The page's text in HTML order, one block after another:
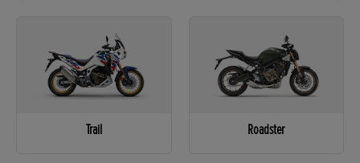
Trail Roadster